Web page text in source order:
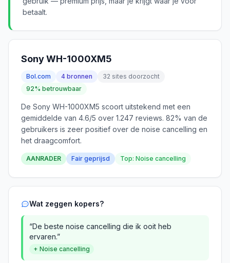
betaalt.
Sony WH-1000XM5
Bol.com 4 bronnen
32 sites doorzocht
92% betrouwbaar
De Sony WH-1000XM5 scoort uitstekend met een
gemiddelde van 4.6/5 over 1.247 reviews. 82% van de
gebruikers is zeer positief over de noise cancelling en
het draagcomfort.
AANRADER Fair geprijsd Top: Noise cancelling
Wat zeggen kopers?
“De beste noise cancelling die ik ooit heb
ervaren.”
+ Noise cancelling